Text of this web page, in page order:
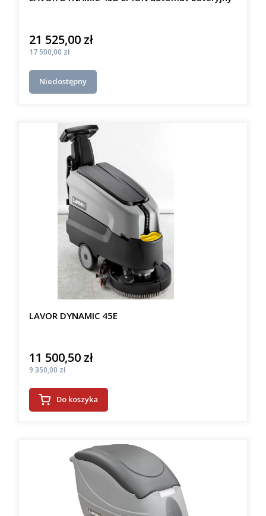
Cena
21 525,00 zł
Cena
17 500,00 zł
Niedostępny
LAVOR DYNAMIC 45E
Cena
11 500,50 zł
Cena
9 350,00 zł
Do koszyka